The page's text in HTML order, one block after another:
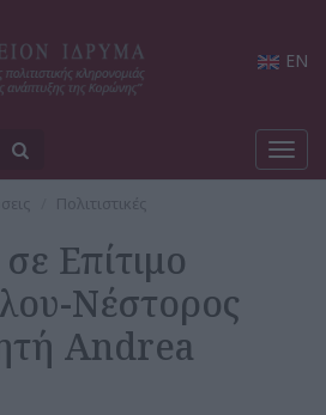
EN
Πολιτιστικές
Επίτιμο
Νέστορος
Andrea